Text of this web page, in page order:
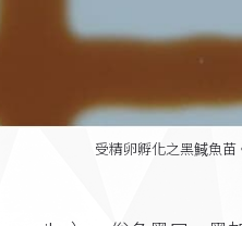
受精卵孵化之黑䱛魚苗